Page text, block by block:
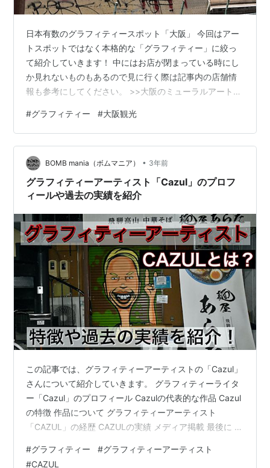
日本有数のグラフィティースポット「大阪」 今回はアー
トスポットではなく本格的な「グラフィティー」に絞っ
て紹介していきます！ 中にはお店が閉まっている時にし
か見れないものもあるので見に行く際は記事内の店舗情
報も参考にしてください。 >>大阪のミューラルアート61
ANCHOR たこ焼き だいげん GURE （関連記事）西成の
グラフィティー 最後に FRESH CAPS ショップ名 FRESH
CAPS 住所 〒542-0086 大阪府大阪市中央区７ 営業時間
- 電話番号 - webサイト - 店舗概要 帽子屋 …
#グラフィティー #大阪観光
BOMB mania（ボムマニア） • 3年前
グラフィティーアーティスト「Cazul」のプロフ
ィールや過去の実績を紹介
この記事では、グラフィティーアーティストの「Cazul」
さんについて紹介していきます。 グラフィティーライタ
ー「Cazul」のプロフィール Cazulの代表的な作品 Cazul
の特徴 作品について グラフィティーアーティスト
「CAZUL」の経歴 CAZULの実績 メディア掲載 最後に グ
ー名 Cazul 出身 愛知県名古屋市昭和区桜山 活動地域 東
#グラフィティー #グラフィティーアーティスト
#CAZUL